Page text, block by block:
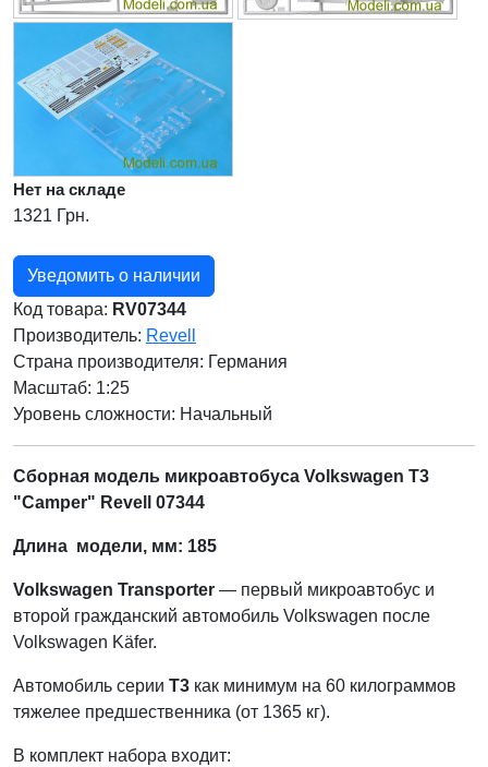
Нет на складе
1321 Грн.
Уведомить о наличии
Код товара: RV07344
Производитель: Revell
Страна производителя: Германия
Масштаб: 1:25
Уровень сложности: Начальный
Сборная модель микроавтобуса Volkswagen T3
"Camper" Revell 07344
Длина модели, мм: 185
Volkswagen Transporter — первый микроавтобус и
второй гражданский автомобиль Volkswagen после
Volkswagen Käfer.
Автомобиль серии T3 как минимум на 60 килограммов
тяжелее предшественника (от 1365 кг).
В комплект набора входит: